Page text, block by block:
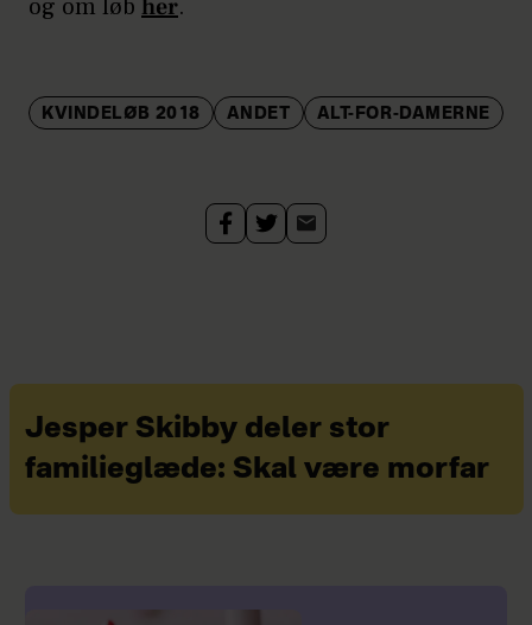
og om løb her.
KVINDELØB 2018 ANDET ALT-FOR-DAMERNE
Jesper Skibby deler stor
familieglæde: Skal være morfar